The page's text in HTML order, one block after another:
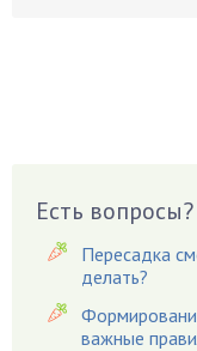
Вредители
Гардения
Гацания
Гвоздики
Георгины
Есть
Пересадка
делать?
важные